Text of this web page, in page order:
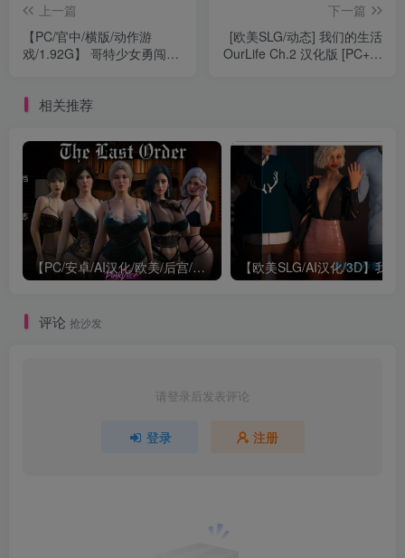
上一篇
【PC/官中/横版/动作游
戏/1.92G】 哥特少女勇闯地
+1.92G
下一篇
[欧美SLG/动态] 我们的生活
OurLife Ch.2 汉化版 [PC+安
相关推荐
【PC/安卓/AI汉化/欧美/后宫/SLG游戏/1.59G】最后的命令 (The Last Order) Ver0.4 AI汉化版 PC+安卓+欧美SLG+1.59G
评论 抢沙发
请登录后发表评论
登录 注册